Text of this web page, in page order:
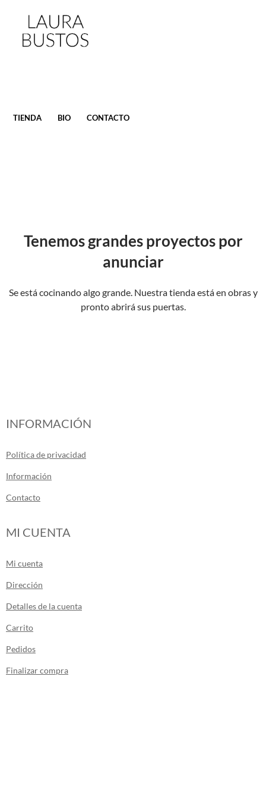
AL
TIENDA BIO CONTACTO
Tenemos grandes proyectos por
anunciar
Se está cocinando algo grande. Nuestra tienda está en obras y
pronto abrirá sus puertas.
INFORMACIÓN
Política de privacidad
Información
Contacto
MI CUENTA
Mi cuenta
Dirección
Detalles de la cuenta
Carrito
Pedidos
Finalizar compra